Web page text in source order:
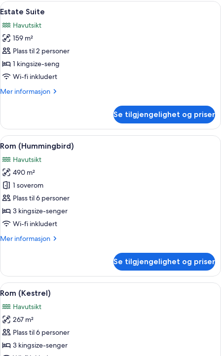
Åpne
alle
bildene
av
Estate
Suite
Estate Suite | Minibar, safe på
1
Estate Suite
Havutsikt
159 m²
Plass til 2 personer
1 kingsize-seng
Wi-fi inkludert
Mer informasjon
Mer
Suite
Se tilgjengelighet og priser
Åpne
alle
bildene
av
Rom
(Hummingbird)
Rom (Hummingbird) | Minibar, safe
10
Rom (Hummingbird)
Havutsikt
490 m²
1 soverom
Plass til 6 personer
3 kingsize-senger
Wi-fi inkludert
Mer informasjon
Mer
(Hummingbird)
Se tilgjengelighet og priser
Åpne
alle
bildene
av
Rom
(Kestrel)
Rom (Kestrel) | Minibar, safe på
4
Rom (Kestrel)
Havutsikt
267 m²
Plass til 6 personer
3 kingsize-senger